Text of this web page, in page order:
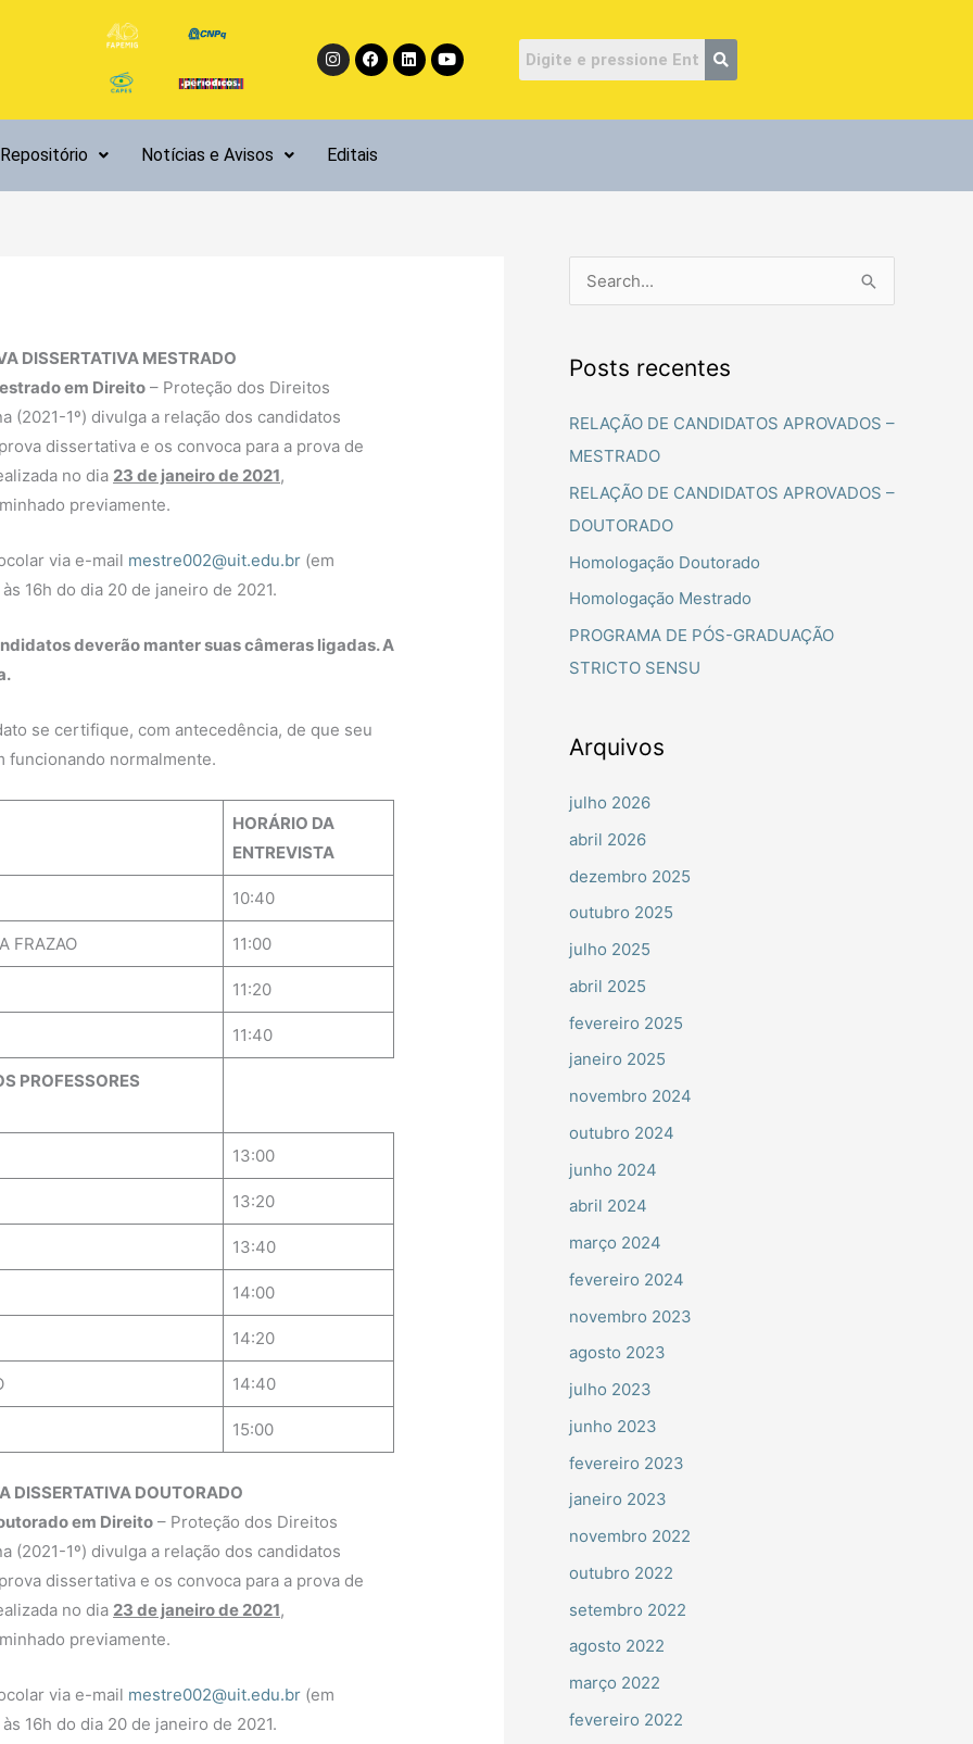
InstagramFacebook
LinkedinYoutube
Repositório Notícias e Avisos Editais
DISSERTATIVA MESTRADO
em Direito – Proteção dos Direitos
(2021-1º) divulga a relação dos candidatos
dissertativa e os convoca para a prova de
no dia 23 de janeiro de 2021,
previamente.
via e-mail mestre002@uit.edu.br (em
16h do dia 20 de janeiro de 2021.
deverão manter suas câmeras ligadas. A
se certifique, com antecedência, de que seu
funcionando normalmente.
HORÁRIO DA
ENTREVISTA
10:40
FRAZAO 11:00
11:20
11:40
PROFESSORES
13:00
13:20
13:40
14:00
14:20
14:40
15:00
DISSERTATIVA DOUTORADO
em Direito – Proteção dos Direitos
(2021-1º) divulga a relação dos candidatos
dissertativa e os convoca para a prova de
no dia 23 de janeiro de 2021,
previamente.
via e-mail mestre002@uit.edu.br (em
16h do dia 20 de janeiro de 2021.
q
u
i
o
r
:
Posts recentes
RELAÇÃO DE CANDIDATOS APROVADOS –
MESTRADO
RELAÇÃO DE CANDIDATOS APROVADOS –
DOUTORADO
Homologação Doutorado
Homologação Mestrado
PROGRAMA DE PÓS-GRADUAÇÃO
STRICTO SENSU
Arquivos
julho 2026
abril 2026
dezembro 2025
outubro 2025
julho 2025
abril 2025
fevereiro 2025
janeiro 2025
novembro 2024
outubro 2024
junho 2024
abril 2024
março 2024
fevereiro 2024
novembro 2023
agosto 2023
julho 2023
junho 2023
fevereiro 2023
janeiro 2023
novembro 2022
outubro 2022
setembro 2022
agosto 2022
março 2022
fevereiro 2022